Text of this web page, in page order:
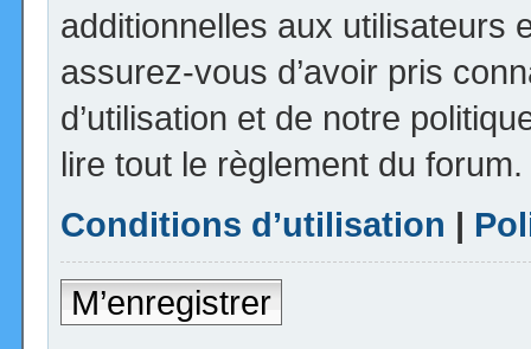
additionnelles aux utilisateurs
assurez-vous d’avoir pris
d’utilisation et de notre
lire tout le règlement du forum.
Conditions d’utilisation |
M’enregistrer